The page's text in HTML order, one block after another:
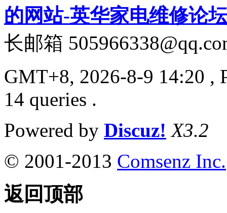
的网站-英华家电维修论
长邮箱
GMT+8, 2026-8-9 14:20 ,
14 queries .
Powered by Discuz! X3.2
© 2001-2013 Comsenz Inc.
返回顶部